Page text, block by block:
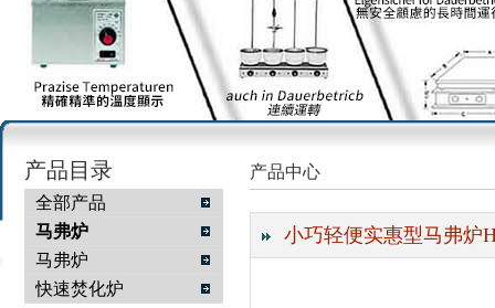
产品目录
全部产品
马弗炉
马弗炉
快速焚化炉
产品中心
小巧轻便实惠型马弗炉